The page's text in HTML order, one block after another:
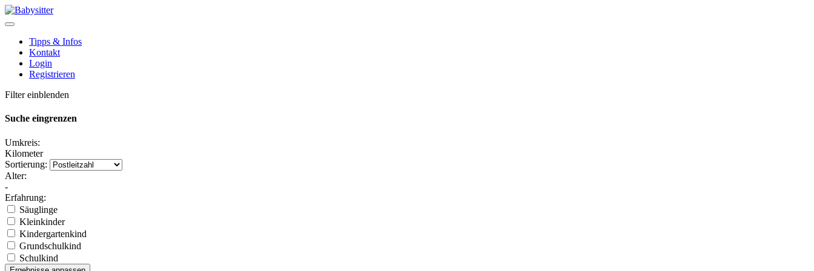
Tipps & Infos
Kontakt
Login
Registrieren
Filter einblenden
Suche eingrenzen
Umkreis:
Kilometer
Sortierung:
Alter:
-
Erfahrung:
Säuglinge
Kleinkinder
Kindergartenkind
Grundschulkind
Schulkind